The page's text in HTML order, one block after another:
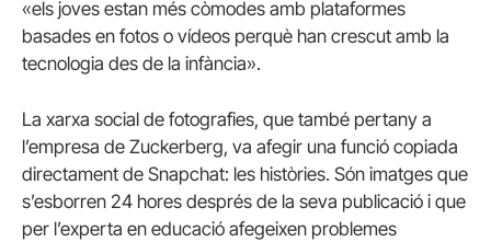
«els joves estan més còmodes amb plataformes
basades en fotos o vídeos perquè han crescut amb la
tecnologia des de la infància».
La xarxa social de fotografies, que també pertany a
l’empresa de Zuckerberg, va afegir una funció copiada
directament de Snapchat: les històries. Són imatges que
s’esborren 24 hores després de la seva publicació i que
per l’experta en educació afegeixen problemes